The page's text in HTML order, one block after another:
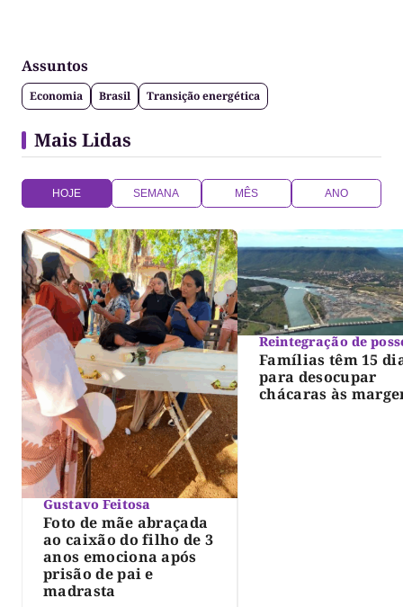
Assuntos
Economia Brasil Transição energética
Mais Lidas
HOJE SEMANA MÊS ANO
Gustavo Feitosa
Foto de mãe abraçada
ao caixão do filho de 3
anos emociona após
prisão de pai e
madrasta
Reintegração de
Famílias têm 15
para desocupar
chácaras às